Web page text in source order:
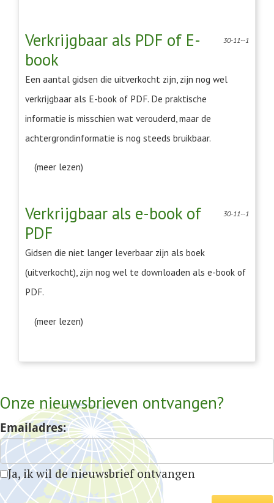
30-11--1
Verkrijgbaar als PDF of E-
book
Een aantal gidsen die uitverkocht zijn, zijn nog wel
verkrijgbaar als E-book of PDF. De praktische
informatie is misschien wat verouderd, maar de
achtergrondinformatie is nog steeds bruikbaar.
(meer lezen)
30-11--1
Verkrijgbaar als e-book of
PDF
Gidsen die niet langer leverbaar zijn als boek
(uitverkocht), zijn nog wel te downloaden als e-book of
PDF.
(meer lezen)
Onze nieuwsbrieven ontvangen?
Emailadres:
Ja, ik wil de nieuwsbrief ontvangen